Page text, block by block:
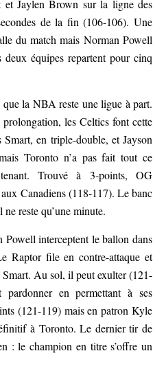
et Jaylen Brown sur la ligne des
de la fin (106-106). Une
du match mais Norman Powell
équipes repartent pour cinq
que la NBA reste une ligue à part.
les Celtics font cette
en triple-double, et Jayson
Toronto n’a pas fait tout ce
Trouvé à 3-points, OG
Canadiens (118-117). Le banc
reste qu’une minute.
Powell interceptent le ballon dans
Raptor file en contre-attaque et
Au sol, il peut exulter (121-
en permettant à ses
(121-119) mais en patron Kyle
à Toronto. Le dernier tir de
: le champion en titre s’offre un